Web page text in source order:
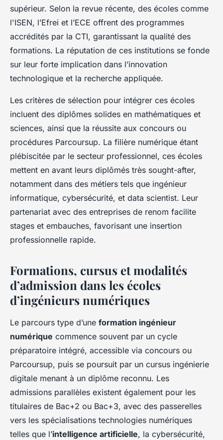
supérieur. Selon la revue récente, des écoles comme
l'ISEN, l’Efrei et l’ECE offrent des programmes
accrédités par la CTI, garantissant la qualité des
formations. La réputation de ces institutions se fonde
sur leur forte implication dans l’innovation
technologique et la recherche appliquée.
Les critères de sélection pour intégrer ces écoles
incluent des diplômes solides en mathématiques et
sciences, ainsi que la réussite aux concours ou
procédures Parcoursup. La filière numérique étant
plébiscitée par le secteur professionnel, ces écoles
mettent en avant leurs diplômés très sought-after,
notamment dans des métiers tels que ingénieur
informatique, cybersécurité, et data scientist. Leur
partenariat avec des entreprises de renom facilite
stages et embauches, favorisant une insertion
professionnelle rapide.
Formations, cursus et modalités
d’admission dans les écoles
d’ingénieurs numériques
Le parcours type d’une formation ingénieur
numérique commence souvent par un cycle
préparatoire intégré, accessible via concours ou
Parcoursup, puis se poursuit par un cursus ingénierie
digitale menant à un diplôme reconnu. Les
admissions parallèles existent également pour les
titulaires de Bac+2 ou Bac+3, avec des passerelles
vers les spécialisations technologies numériques
telles que l’intelligence artificielle, la cybersécurité,